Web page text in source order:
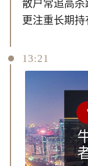
散户常追高杀
更注重长期持
13:21